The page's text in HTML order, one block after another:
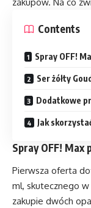
Contents
Spray OFF!
Ser żółty
Dodatkowe
Jak
Spray OFF! Max
Pierwsza oferta
ml, skutecznego
zakupie dwóch